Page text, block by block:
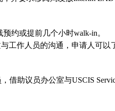
约或提前几个小时walk-in。
工作人员的沟通，申请人可
助议员办公室与USCIS